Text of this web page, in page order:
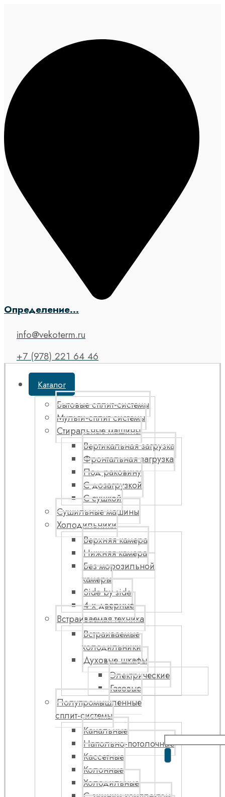
Определение...
info@vekoterm.ru
+7 (978) 221 64 46
Каталог
Бытовые сплит-системы
Мульти-сплит системы
Стиральные машины
Вертикальная загрузка
Фронтальная загрузка
Под раковину
С дозагрузкой
С сушкой
Сушильные машины
Холодильники
Верхняя камера
Нижняя камера
Без морозильной
камеры
Side by side
4-х дверные
Встраиваемая техника
Встраиваемые
холодильники
Духовые шкафы
Электрические
Газовые
Полупромышленные
сплит-системы
Канальные
Напольно-потолочные
Кассетные
Колонные
Холодильные